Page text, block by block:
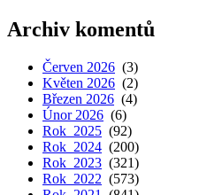
Archiv komentů
Červen 2026 (3)
Květen 2026 (2)
Březen 2026 (4)
Únor 2026 (6)
Rok 2025 (92)
Rok 2024 (200)
Rok 2023 (321)
Rok 2022 (573)